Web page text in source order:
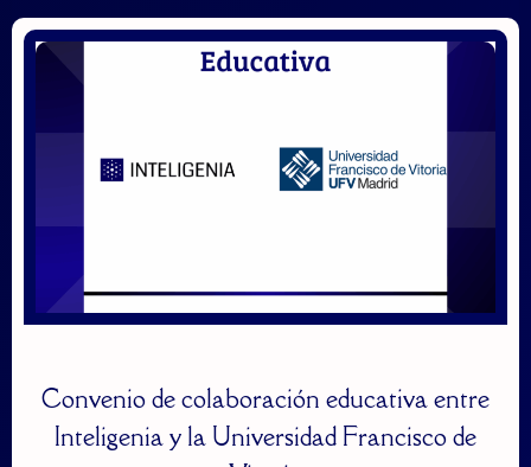
Convenio de colaboración educativa entre
Inteligenia y la Universidad Francisco de